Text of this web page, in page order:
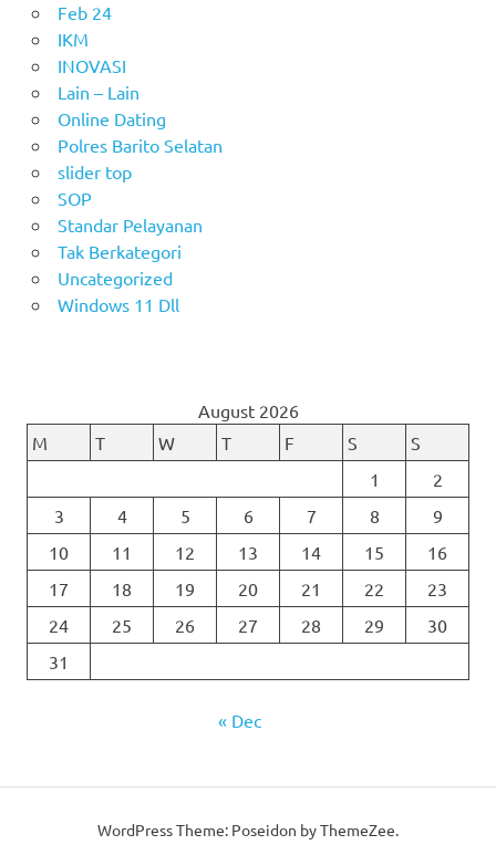
Feb 24
IKM
INOVASI
Lain – Lain
Online Dating
Polres Barito Selatan
slider top
SOP
Standar Pelayanan
Tak Berkategori
Uncategorized
Windows 11 Dll
August 2026
M
T W T F S
S
1
2
3
4 5 6 7 8
9
10
11 12 13 14 15
16
17
18 19 20 21 22
23
24
25 26 27 28 29
30
31
« Dec
WordPress Theme: Poseidon by ThemeZee.